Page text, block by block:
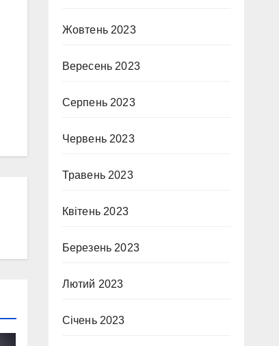
Жовтень 2023
Вересень 2023
Серпень 2023
Червень 2023
Травень 2023
Квітень 2023
Березень 2023
Лютий 2023
Січень 2023